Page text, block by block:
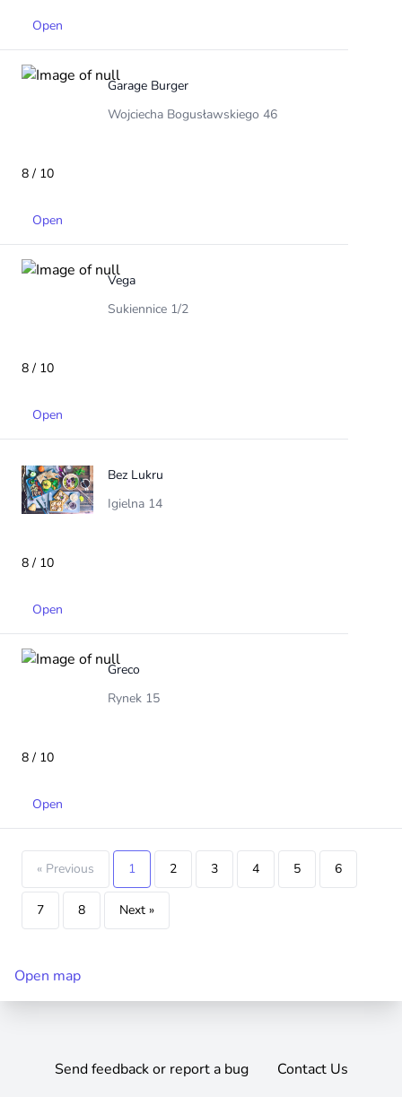
Open
Garage Burger
Wojciecha Bogusławskiego 46
8 / 10
Open
Vega
Sukiennice 1/2
8 / 10
Open
Bez Lukru
Igielna 14
8 / 10
Open
Greco
Rynek 15
8 / 10
Open
« Previous 1 2 3 4 5 6
7 8 Next »
Open map
Send feedback or report a bug
Contact Us